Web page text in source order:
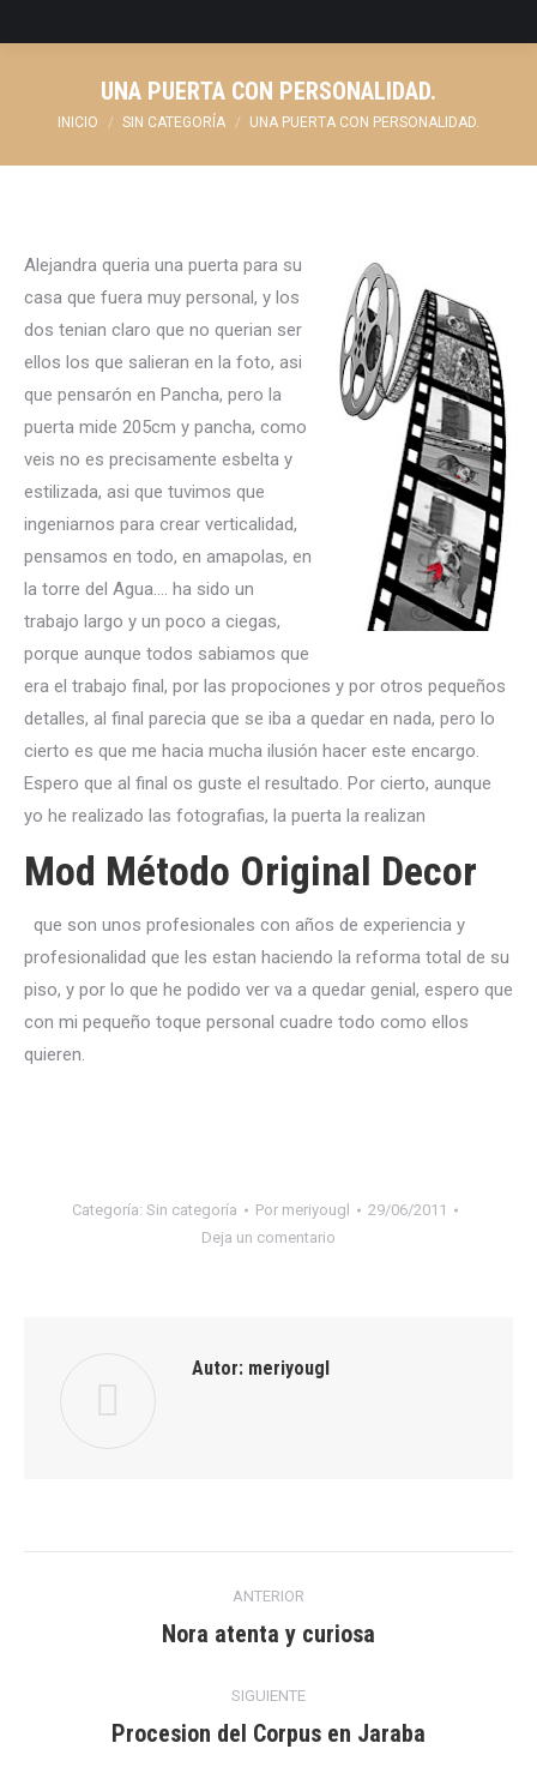
UNA PUERTA CON PERSONALIDAD.
Estás aquí:
INICIO SIN CATEGORÍA UNA PUERTA CON PERSONALIDAD.
Alejandra queria una puerta para su
casa que fuera muy personal, y los
dos tenian claro que no querian ser
ellos los que salieran en la foto, asi
que pensarón en Pancha, pero la
puerta mide 205cm y pancha, como
veis no es precisamente esbelta y
estilizada, asi que tuvimos que
ingeniarnos para crear verticalidad,
pensamos en todo, en amapolas, en
la torre del Agua…. ha sido un
trabajo largo y un poco a ciegas,
porque aunque todos sabiamos que
era el trabajo final, por las propociones y por otros pequeños
detalles, al final parecia que se iba a quedar en nada, pero lo
cierto es que me hacia mucha ilusión hacer este encargo.
Espero que al final os guste el resultado. Por cierto, aunque
yo he realizado las fotografias, la puerta la realizan
Mod Método Original Decor
que son unos profesionales con años de experiencia y
profesionalidad que les estan haciendo la reforma total de su
piso, y por lo que he podido ver va a quedar genial, espero que
con mi pequeño toque personal cuadre todo como ellos
quieren.
Categoría: Sin categoría Por meriyougl
29/06/2011
Deja un comentario
Autor: meriyougl
publicaciones
ANTERIOR
Publicación
Nora atenta y curiosa
SIGUIENTE
Publicación
Procesion del Corpus en Jaraba